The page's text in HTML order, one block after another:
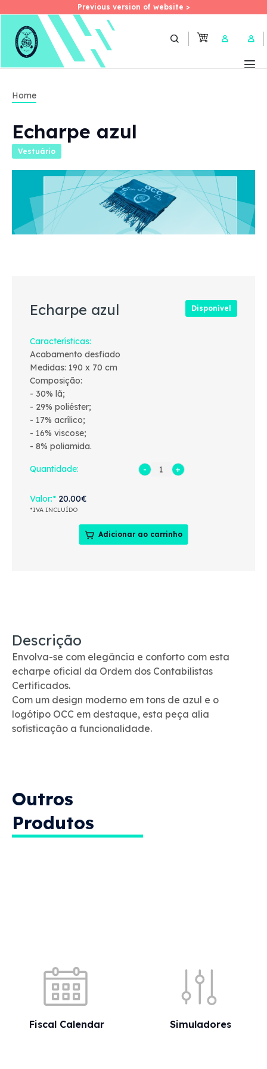
Skip
Previous version of website >
Previous version of website >
User
Home
Echarpe azul
Vestuário
Echarpe azul Disponível
Características
Acabamento desfiado
Medidas: 190 x 70 cm
Composição:
- 30% lã;
- 29% poliéster;
- 17% acrílico;
- 16% viscose;
- 8% poliamida.
Quantidade:
Valor 20.00€
*IVA INCLUÍDO
Adicionar ao carrinho
Descrição
Envolva-se com elegância e conforto com esta
echarpe oficial da Ordem dos Contabilistas
Certificados.
Com um design moderno em tons de azul e o
logótipo OCC em destaque, esta peça alia
sofisticação a funcionalidade.
Fiscal Calendar Simuladores